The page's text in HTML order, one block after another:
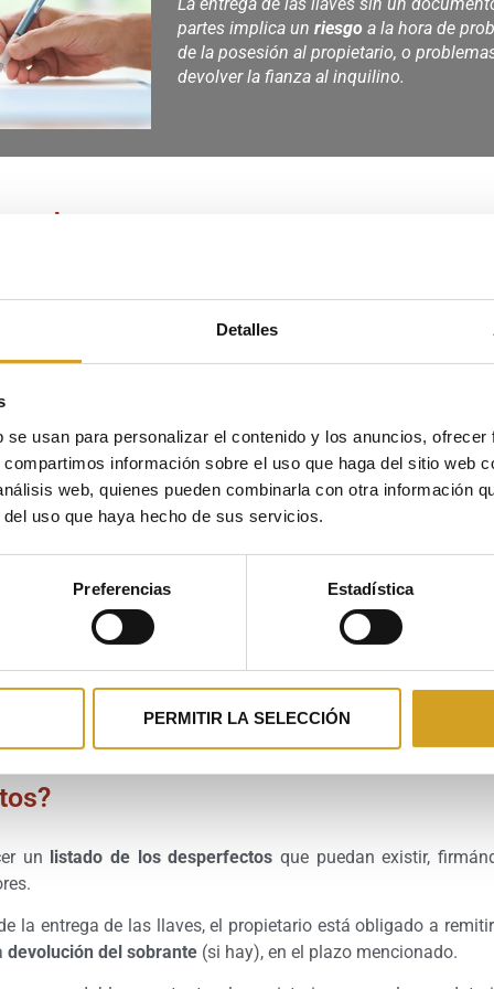
Detalles
usan para personalizar el contenido y los anuncios,
información sobre el uso que haga del sitio web
web, quienes pueden combinarla con otra información
uso que haya hecho de sus servicios.
Preferencias Estadística
PERMITIR LA SELECCIÓN
La entrega de las llaves sin un
partes implica unriesgo a la hora de
de la posesión al propietario, o
devolver la fianza al inquilino.
dato es imprescindible para que se inicie el plazo de
mismos y fotografías que lo acrediten.
adeuda alguna cantidad en concepto de rentas o
Si la vivienda se encuentra en buen
hacer entrega de la fianza en el mismo
un listado de los desperfectos que puedan existir,
la entrega de las llaves, el propietario está obligado a
devolución del sobrante(si hay), en el plazo mencionado.